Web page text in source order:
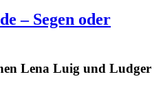
– Segen oder
Lena Luig und Ludger